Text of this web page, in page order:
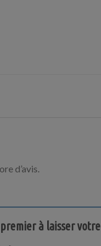
d’avis.
à laisser